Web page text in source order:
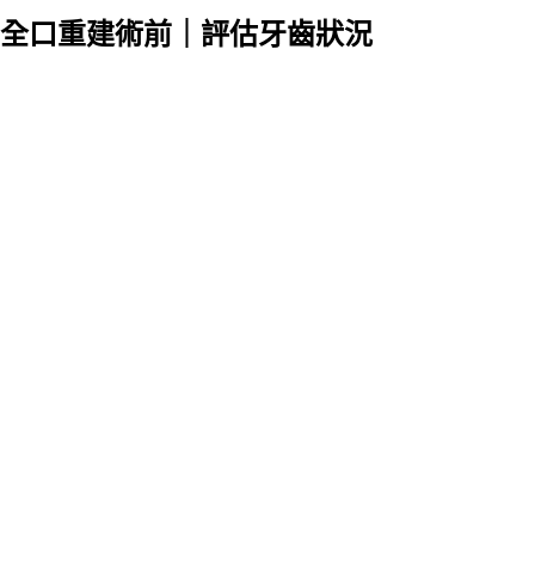
全口重建術前｜評估牙齒狀況